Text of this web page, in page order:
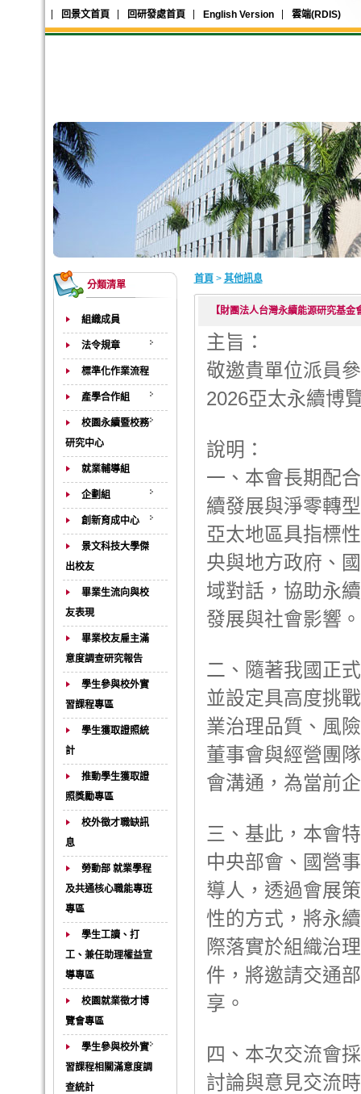
回景文首頁 回研發處首頁 English Version 雲端(RDIS)
分類清單
組織成員
法令規章
標準化作業流程
產學合作組
校園永續暨校務
研究中心
就業輔導組
企劃組
創新育成中心
景文科技大學傑
出校友
畢業生流向與校
友表現
畢業校友雇主滿
意度調查研究報告
學生參與校外實
習課程專區
學生獲取證照統
計
推動學生獲取證
照獎勵專區
校外徵才職缺訊
息
勞動部 就業學程
及共通核心職能專班
專區
學生工讀、打
工、兼任助理權益宣
導專區
校園就業徵才博
覽會專區
學生參與校外實
習課程相關滿意度調
查統計
首頁 > 其他訊息
【財團法人台灣永續能源研究基
主旨：
敬邀貴單位派員
2026亞太永續博
說明：
一、本會長期配
續發展與淨零轉
亞太地區具指標
央與地方政府、
域對話，協助永
發展與社會影響。
二、隨著我國正
並設定具高度挑
業治理品質、風
董事會與經營團
會溝通，為當前
三、基此，本會
中央部會、國營
導人，透過會展
性的方式，將永
際落實於組織治
件，將邀請交通
享。
四、本次交流會
討論與意見交流